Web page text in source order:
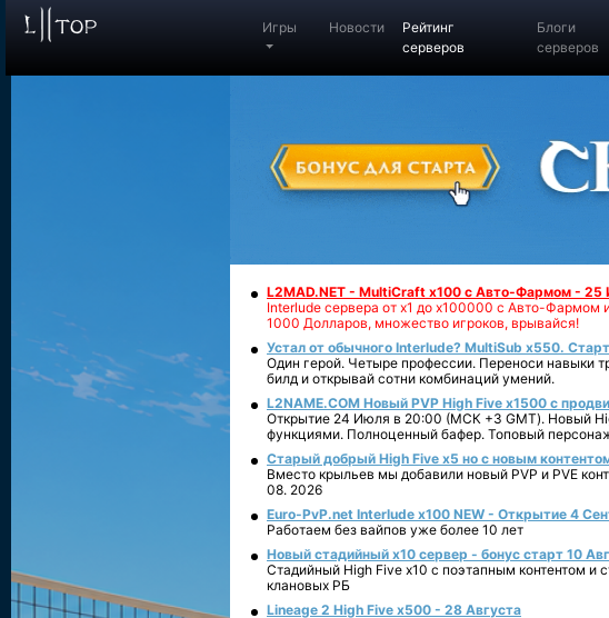
Игры Новости
Рейтинг
серверов
Блоги
серверов
L2MAD.NET - MultiCraft x100 с Авто-Фармом -
Interlude сервера от х1 до х100000 с Авто-
1000 Долларов, множество игроков, врывайся!
Устал от обычного Interlude? MultiSub x550.
Один герой. Четыре профессии. Переноси навыки
билд и открывай сотни комбинаций умений.
L2NAME.COM Новый PVP High Five x1500 с
Открытие 24 Июля в 20:00 (МСК +3 GMT). Новый
функциями. Полноценный бафер. Топовый
Старый добрый High Five x5 но с новым
Вместо крыльев мы добавили новый PVP и PVE
08. 2026
Euro-PvP.net Interlude х100 NEW - Открытие 4
Работаем без вайпов уже более 10 лет
Новый стадийный х10 сервер - бонус старт 10
Стадийный High Five x10 с поэтапным контентом и
клановых РБ
Lineage 2 High Five x500 - 28 Августа